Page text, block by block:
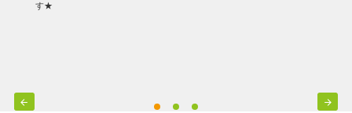
す★
 